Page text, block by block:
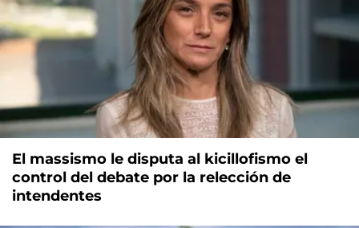
El massismo le disputa al kicillofismo el
control del debate por la relección de
intendentes